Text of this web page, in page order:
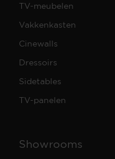
TV-meubelen
Vakkenkasten
Cinewalls
Dressoirs
Sidetables
TV-panelen
Showrooms